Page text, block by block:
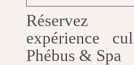
expérience
Phébus & Spa